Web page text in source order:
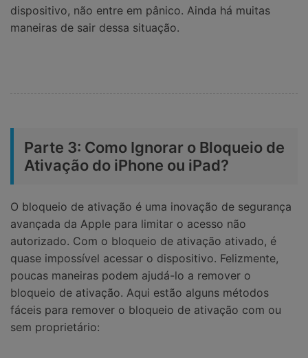
dispositivo, não entre em pânico. Ainda há muitas
maneiras de sair dessa situação.
Parte 3: Como Ignorar o Bloqueio de
Ativação do iPhone ou iPad?
O bloqueio de ativação é uma inovação de segurança
avançada da Apple para limitar o acesso não
autorizado. Com o bloqueio de ativação ativado, é
quase impossível acessar o dispositivo. Felizmente,
poucas maneiras podem ajudá-lo a remover o
bloqueio de ativação. Aqui estão alguns métodos
fáceis para remover o bloqueio de ativação com ou
sem proprietário: